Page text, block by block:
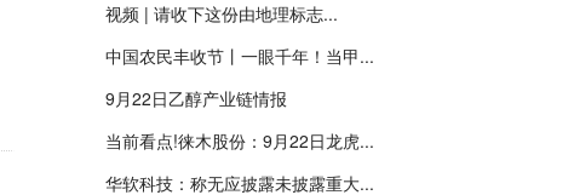
视频 | 请收下这份由地理标志...
中国农民丰收节丨一眼千年！当甲...
9月22日乙醇产业链情报
当前看点!徕木股份：9月22日龙虎...
华软科技：称无应披露未披露重大...